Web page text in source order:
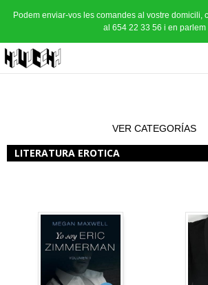
Podem enviar-vos les comandes al vostre domicili,
al 654 22 33 56 i en parlem
VER CATEGORÍAS
LITERATURA EROTICA